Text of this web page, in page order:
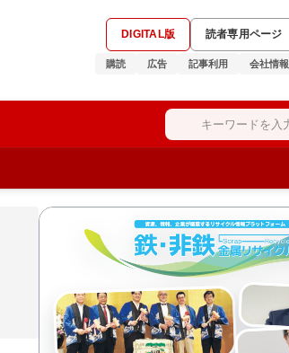
DIGITAL版 読者専用ページ
購読 広告 記事利用 会社情報